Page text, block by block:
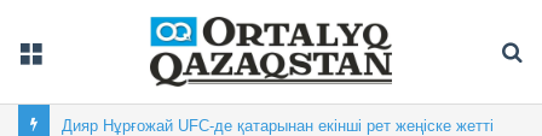
Дияр Нұрғожай UFC-де қатарынан екінші рет жеңіске жетті